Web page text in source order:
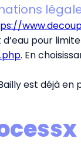
pour
. En
est déjà en